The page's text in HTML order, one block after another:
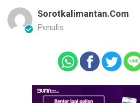
Sorotkalimantan.com
Penulis